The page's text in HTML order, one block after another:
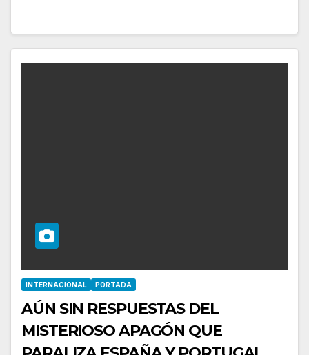
INTERNACIONAL PORTADA
AÚN SIN RESPUESTAS DEL
MISTERIOSO APAGÓN QUE